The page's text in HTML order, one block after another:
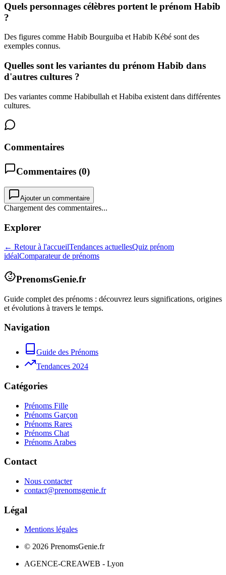
Quels personnages célèbres portent le prénom Habib
?
Des figures comme Habib Bourguiba et Habib Kébé sont des
exemples connus.
Quelles sont les variantes du prénom Habib dans
d'autres cultures ?
Des variantes comme Habibullah et Habiba existent dans différentes
cultures.
Commentaires
Commentaires (0)
Ajouter un commentaire
Chargement des commentaires...
Explorer
← Retour à l'accueilTendances actuellesQuiz prénom
idéalComparateur de prénoms
PrenomsGenie.fr
Guide complet des prénoms : découvrez leurs significations, origines
et évolutions à travers le temps.
Navigation
Guide des Prénoms
Tendances 2024
Catégories
Prénoms Fille
Prénoms Garçon
Prénoms Rares
Prénoms Chat
Prénoms Arabes
Contact
Nous contacter
contact@prenomsgenie.fr
Légal
Mentions légales
© 2026 PrenomsGenie.fr
AGENCE-CREAWEB - Lyon